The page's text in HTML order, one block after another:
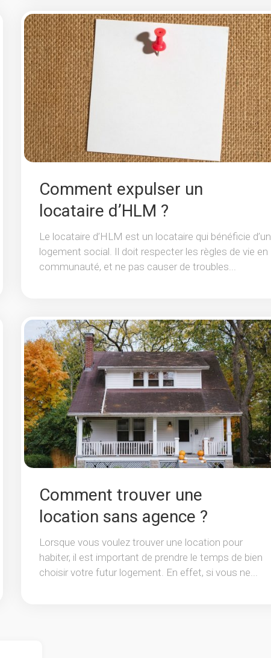
Comment expulser un
locataire d’HLM ?
Le locataire d’HLM est un locataire qui bénéficie d’un
logement social. Il doit respecter les règles de vie en
communauté, et ne pas causer de troubles...
Comment trouver une
location sans agence ?
Lorsque vous voulez trouver une location pour
habiter, il est important de prendre le temps de bien
choisir votre futur logement. En effet, si vous ne...